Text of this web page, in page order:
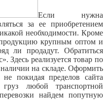
Если нужна
за ее приобретением
необходимости. Кроме
продукцию крупным оптом и
ли продадут. Обратиться
Здесь реализуется товар по
на складе. Оформить
покидая пределов сайта
любой транспортной
найдем попутную